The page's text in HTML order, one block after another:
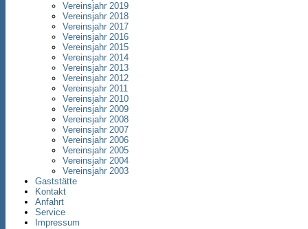
Vereinsjahr 2019
Vereinsjahr 2018
Vereinsjahr 2017
Vereinsjahr 2016
Vereinsjahr 2015
Vereinsjahr 2014
Vereinsjahr 2013
Vereinsjahr 2012
Vereinsjahr 2011
Vereinsjahr 2010
Vereinsjahr 2009
Vereinsjahr 2008
Vereinsjahr 2007
Vereinsjahr 2006
Vereinsjahr 2005
Vereinsjahr 2004
Vereinsjahr 2003
Gaststätte
Kontakt
Anfahrt
Service
Impressum